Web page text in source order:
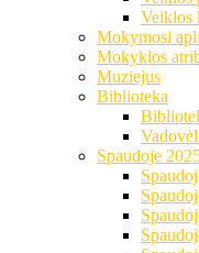
Veiklos
Mokymosi
Mokyklos
Muziejus
Biblioteka
Spaudoje